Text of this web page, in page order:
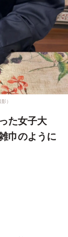
）
た女子大
巾のように